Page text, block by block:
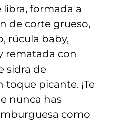
libra, formada a
de corte grueso,
rúcula baby,
rematada con
sidra de
picante. ¡Te
nunca has
como